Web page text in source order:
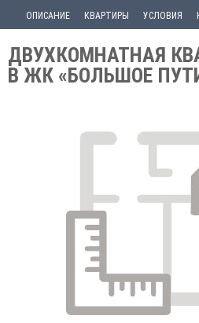
ОПИСАНИЕ КВАРТИРЫ УСЛОВИЯ
ДВУХКОМНАТНАЯ
В ЖК «БОЛЬШОЕ